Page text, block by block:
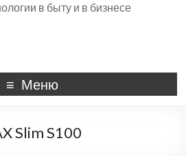
в быту и в бизнесе
Меню
Slim S100